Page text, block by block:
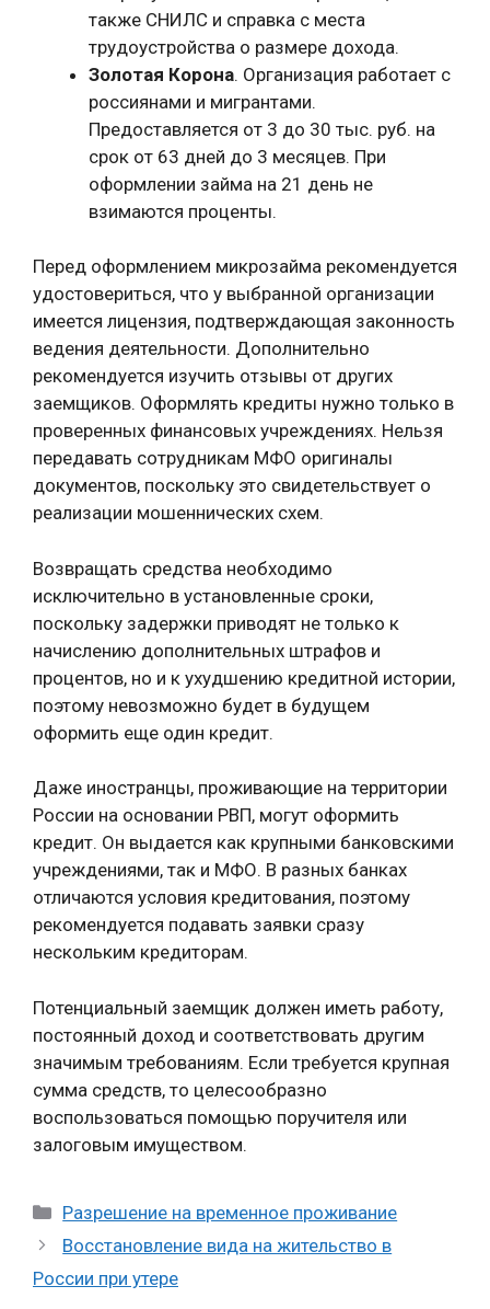
также СНИЛС и справка с места
трудоустройства о размере дохода.
Золотая Корона. Организация работает с
россиянами и мигрантами.
Предоставляется от 3 до 30 тыс. руб. на
срок от 63 дней до 3 месяцев. При
оформлении займа на 21 день не
взимаются проценты.
Перед оформлением микрозайма рекомендуется
удостовериться, что у выбранной организации
имеется лицензия, подтверждающая законность
ведения деятельности. Дополнительно
рекомендуется изучить отзывы от других
заемщиков. Оформлять кредиты нужно только в
проверенных финансовых учреждениях. Нельзя
передавать сотрудникам МФО оригиналы
документов, поскольку это свидетельствует о
реализации мошеннических схем.
Возвращать средства необходимо
исключительно в установленные сроки,
поскольку задержки приводят не только к
начислению дополнительных штрафов и
процентов, но и к ухудшению кредитной истории,
поэтому невозможно будет в будущем
оформить еще один кредит.
Даже иностранцы, проживающие на территории
России на основании РВП, могут оформить
кредит. Он выдается как крупными банковскими
учреждениями, так и МФО. В разных банках
отличаются условия кредитования, поэтому
рекомендуется подавать заявки сразу
нескольким кредиторам.
Потенциальный заемщик должен иметь работу,
постоянный доход и соответствовать другим
значимым требованиям. Если требуется крупная
сумма средств, то целесообразно
воспользоваться помощью поручителя или
залоговым имуществом.
Рубрики
Разрешение на временное проживание
Восстановление вида на жительство в
России при утере